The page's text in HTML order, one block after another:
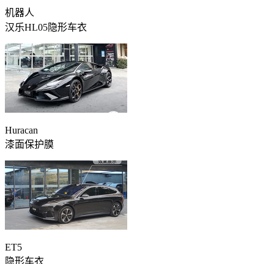
机器人
汉乐HL05隐形车衣
Huracan
漆面保护膜
ET5
隐形车衣